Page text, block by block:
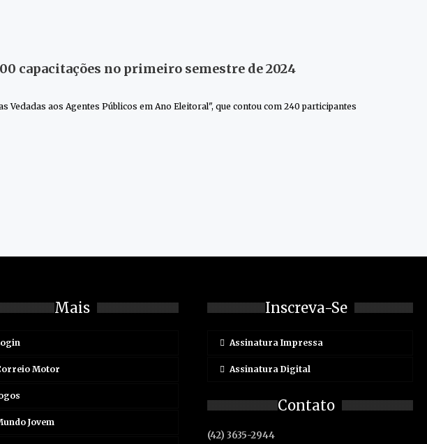
capacitações no primeiro semestre de 2024
Vedadas aos Agentes Públicos em Ano Eleitoral", que contou com 240 participantes
Mais
Motor
Jovem
Inscreva-Se
Assinatura Impressa
Assinatura Digital
Contato
(42) 3635-2944